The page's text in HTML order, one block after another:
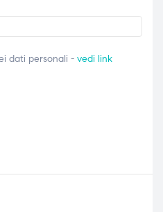
dati personali - vedi link